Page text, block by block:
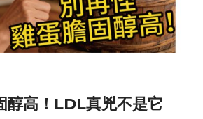
醇高！LDL真兇不是它